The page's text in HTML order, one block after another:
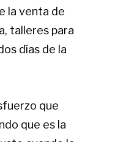
la venta de
talleres para
días de la
que
que es la